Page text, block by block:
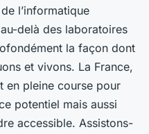
l’informatique
delà des laboratoires
la façon dont
et vivons. La France,
en pleine course pour
potentiel mais aussi
accessible. Assistons-